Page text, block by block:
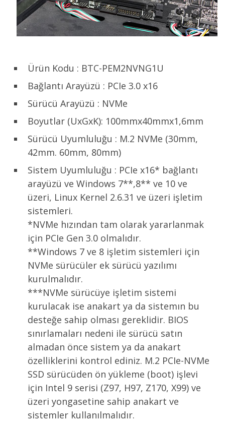
Ürün Kodu : BTC-PEM2NVNG1U
Bağlantı Arayüzü : PCIe 3.0 x16
Sürücü Arayüzü : NVMe
Boyutlar (UxGxK): 100mmx40mmx1,6mm
Sürücü Uyumluluğu : M.2 NVMe (30mm,
42mm. 60mm, 80mm)
Sistem Uyumluluğu : PCIe x16* bağlantı
arayüzü ve Windows 7**,8** ve 10 ve
üzeri, Linux Kernel 2.6.31 ve üzeri işletim
sistemleri.
*NVMe hızından tam olarak yararlanmak
için PCIe Gen 3.0 olmalıdır.
**Windows 7 ve 8 işletim sistemleri için
NVMe sürücüler ek sürücü yazılımı
kurulmalıdır.
***NVMe sürücüye işletim sistemi
kurulacak ise anakart ya da sistemın bu
desteğe sahip olması gereklidir. BIOS
sınırlamaları nedeni ile sürücü satın
almadan önce sistem ya da anakart
özelliklerini kontrol ediniz. M.2 PCIe-NVMe
SSD sürücüden ön yükleme (boot) işlevi
için Intel 9 serisi (Z97, H97, Z170, X99) ve
üzeri yongasetine sahip anakart ve
sistemler kullanılmalıdır.